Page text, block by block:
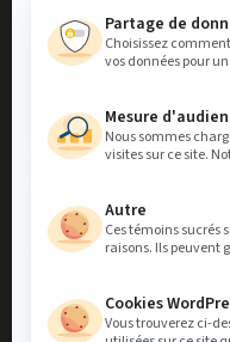
Facebook
VISITEZ NOS MELLEM